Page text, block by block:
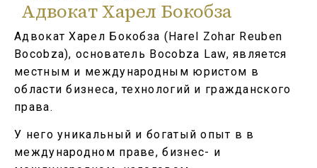
Адвокат Харел Бокобза
Адвокат Харел Бокобза (Harel Zohar Reuben
Bocobza), основатель Bocobza Law, является
местным и международным юристом в
области бизнеса, технологий и гражданского
права.
У него уникальный и богатый опыт в в
международном праве, бизнес- и